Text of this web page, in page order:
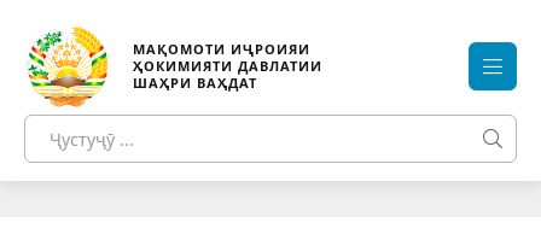
МАҚОМОТИ ИҶРОИЯИ
ҲОКИМИЯТИ ДАВЛАТИИ
ШАҲРИ ВАҲДАТ